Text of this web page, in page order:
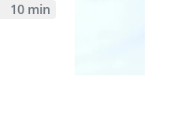
10 min